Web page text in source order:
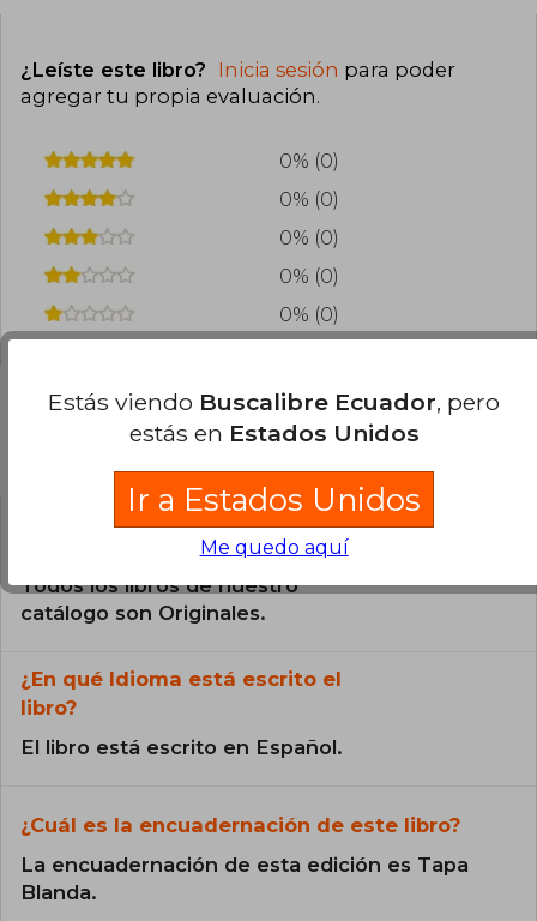
¿Leíste este libro? Inicia sesión para poder
agregar tu propia evaluación.
0% (0)
0% (0)
0% (0)
0% (0)
0% (0)
¿El libro es original?
Todos los libros de nuestro
catálogo son Originales.
¿En qué Idioma está escrito el
libro?
El libro está escrito en Español.
¿Cuál es la encuadernación de este libro?
La encuadernación de esta edición es Tapa
Blanda.
Estás viendo Buscalibre Ecuador, pero
estás en Estados Unidos
Ir a Estados Unidos
Me quedo aquí